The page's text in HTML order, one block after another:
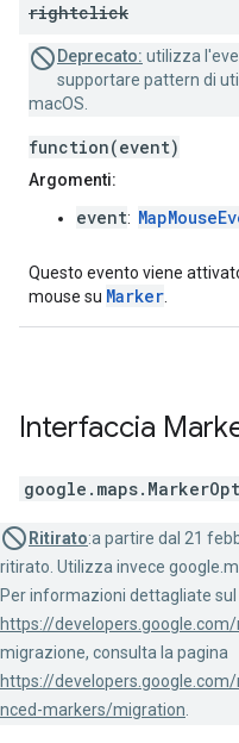
rightclick
Deprecato: utilizza
supportare pattern di
macOS.
function(event)
Argomenti:
event:
Questo evento viene
mouse su Marker.
Interfaccia
google.maps.
Ritirato:a partire dal 21
ritirato. Utilizza invece
Per informazioni dettagliate
https://
migrazione, consulta la pagina
https://
nced-markers/migration.